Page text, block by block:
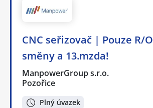
CNC seřizovač | Pouze R/O
směny a 13.mzda!
ManpowerGroup s.r.o.
Pozořice
Plný úvazek